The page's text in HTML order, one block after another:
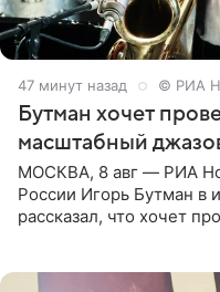
47 минут назад © РИА
Бутман хочет
масштабный
МОСКВА, 8 авг — РИА
России Игорь Бутман в
рассказал, что хочет